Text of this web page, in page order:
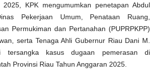
KPK mengumumkan penetapan Abdul
Pekerjaan Umum, Penataan Ruang,
Permukiman dan Pertanahan (PUPRPKPP)
serta Tenaga Ahli Gubernur Riau Dani M.
tersangka kasus dugaan pemerasan di
Provinsi Riau Tahun Anggaran 2025.